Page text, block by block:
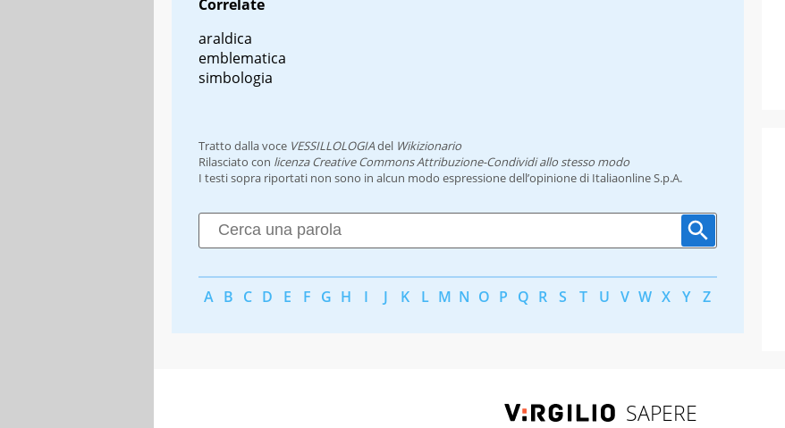
Correlate
araldica
emblematica
simbologia
Tratto dalla voce VESSILLOLOGIAdel Wikizionario
Rilasciato con licenza Creative Commons Attribuzione-Condividi allo stesso modo
I testi sopra riportati non sono in alcun modo espressione dell’opinione di Italiaonline S.p.A.
A B C D E F G H I J K L M N O P Q R S T U V W X Y Z
SAPERE